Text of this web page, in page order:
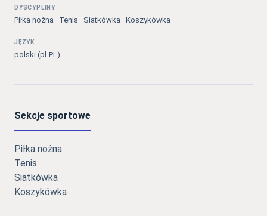
DYSCYPLINY
Piłka nożna · Tenis · Siatkówka · Koszykówka
JĘZYK
polski (pl-PL)
Sekcje sportowe
Piłka nożna
Tenis
Siatkówka
Koszykówka